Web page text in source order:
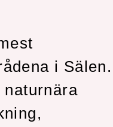
i Sälen.
naturnära